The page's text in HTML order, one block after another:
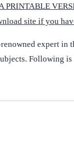
PRINTABLE
site if you
expert
Following